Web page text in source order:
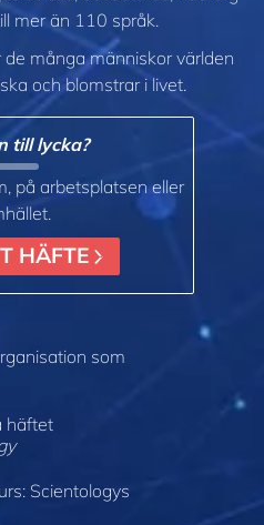
mer än 110 språk.
många människor världen
och blomstrar i livet.
till lycka?
på arbetsplatsen eller
HÄFTE
som
häftet
Scientologys